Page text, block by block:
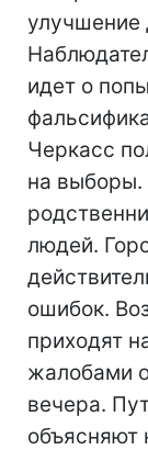
улучшение
идет о
Черкасс
на
людей.
ошибок.
приходят
жалобами
вечера.
объясняют